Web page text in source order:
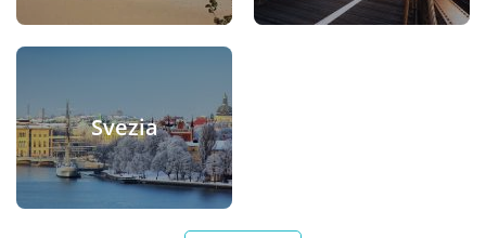
Svezia